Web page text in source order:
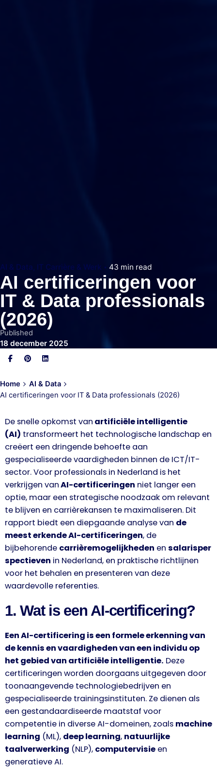
AI & Data IT Carrière & Werk 43 min read
AI certificeringen voor
IT & Data professionals
(2026)
Published
18 december 2025
Home
AI & Data
AI certificeringen voor IT & Data professionals (2026)
De snelle opkomst van artificiële intelligentie
(AI) transformeert het technologische landschap en
creëert een dringende behoefte aan
gespecialiseerde vaardigheden binnen de ICT/IT-
sector. Voor professionals in Nederland is het
verkrijgen vanAI-certificeringen niet langer een
optie, maar een strategische noodzaak om relevant
te blijven en carrièrekansen te maximaliseren. Dit
rapport biedt een diepgaande analyse van de
meest erkende AI-certificeringen, de
bijbehorende carrièremogelijkheden en salarisper
spectieven in Nederland, en praktische richtlijnen
voor het behalen en presenteren van deze
waardevolle referenties.
1. Wat is een AI-certificering?
Een AI-certificering is een formele erkenning van
de kennis en vaardigheden van een individu op
het gebied van artificiële intelligentie. Deze
certificeringen worden doorgaans uitgegeven door
toonaangevende technologiebedrijven en
gespecialiseerde trainingsinstituten. Ze dienen als
een gestandaardiseerde maatstaf voor
competentie in diverse AI-domeinen, zoals machine
learning (ML), deep learning, natuurlijke
taalverwerking (NLP), computervisie en
generatieve AI.